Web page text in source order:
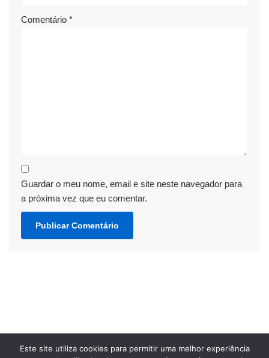
Comentário *
Guardar o meu nome, email e site neste navegador para
a próxima vez que eu comentar.
Este site utiliza cookies para permitir uma melhor experiência